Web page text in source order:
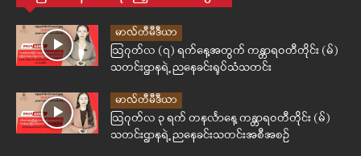
မာလ်တီမီဒီယာ
ဩဂုတ်လ (၇) ရက်နေ့အတွက် ကန္တာရဝတီတိုင်း (မ်)
သတင်းဌာနရဲ့ ညနေခင်းရုပ်သံသတင်း
မာလ်တီမီဒီယာ
ဩဂုတ်လ ၃ ရက် တနင်္လာနေ့ ကန္တာရဝတီတိုင်း (မ်)
သတင်းဌာနရဲ့ ညနေခင်းသတင်းအစီအစဉ်